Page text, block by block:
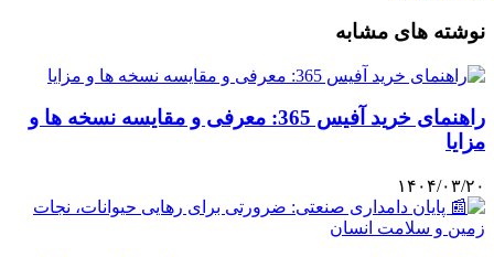
نوشته های مشابه
راهنمای خرید آفیس 365: معرفی و مقایسه نسخه ها و
مزایا
۱۴۰۴/۰۳/۲۰